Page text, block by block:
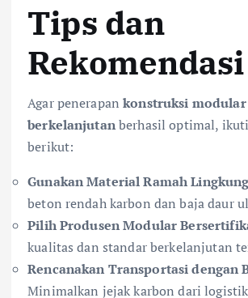
Tips dan
Rekomendasi
Agar penerapankonstruksi modular
berkelanjutanberhasil optimal,
berikut:
Gunakan Material Ramah
beton rendah karbon dan baja daur
Pilih Produsen Modular
kualitas dan standar berkelanjutan
Rencanakan Transportasi dengan
Minimalkan jejak karbon dari